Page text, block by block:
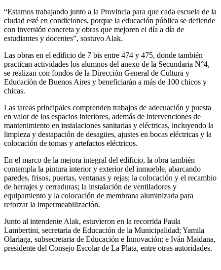
“Estamos trabajando junto a la Provincia para que cada escuela de la
ciudad esté en condiciones, porque la educación pública se defiende
con inversión concreta y obras que mejoren el día a día de
estudiantes y docentes”, sostuvo Alak.
Las obras en el edificio de 7 bis entre 474 y 475, donde también
practican actividades los alumnos del anexo de la Secundaria N°4,
se realizan con fondos de la Dirección General de Cultura y
Educación de Buenos Aires y beneficiarán a más de 100 chicos y
chicas.
Las tareas principales comprenden trabajos de adecuación y puesta
en valor de los espacios interiores, además de intervenciones de
mantenimiento en instalaciones sanitarias y eléctricas, incluyendo la
limpieza y destapación de desagües, ajustes en bocas eléctricas y la
colocación de tomas y artefactos eléctricos.
En el marco de la mejora integral del edificio, la obra también
contempla la pintura interior y exterior del inmueble, abarcando
paredes, frisos, puertas, ventanas y rejas; la colocación y el recambio
de herrajes y cerraduras; la instalación de ventiladores y
equipamiento y la colocación de membrana aluminizada para
reforzar la impermeabilización.
Junto al intendente Alak, estuvieron en la recorrida Paula
Lambertini, secretaria de Educación de la Municipalidad; Yamila
Olariaga, subsecretaria de Educación e Innovación; e Iván Maidana,
presidente del Consejo Escolar de La Plata, entre otras autoridades.